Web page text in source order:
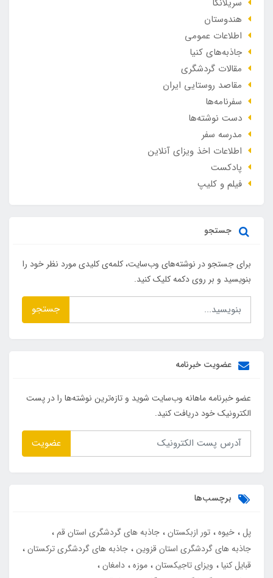
سریلانکا
هندوستان
اطلاعات عمومی
جاذبه‌های کنیا
مقالات گردشگری
مقاصد روستایی ایران
سفرنامه‌ها
دست نوشته‌ها
مدرسه سفر
اطلاعات اخذ ویزای آنلاین
پادکست
فیلم و کلیپ
جستجو
برای جستجو در نوشته‌های وب‌سایت، کلمه‌ی کلیدی مورد نظر خود را
بنویسید و بر روی دکمه کلیک کنید.
جستجو
عضویت خبرنامه
عضو خبرنامه ماهانه وب‌سایت شوید و تازه‌ترین نوشته‌ها را در پست
الکترونیک خود دریافت کنید.
عضویت
برچسب‌ها
پل خیوه تور ازبکستان جاذبه های گردشگری استان قم
جاذبه های گردشگری استان قزوین جاذبه های گردشگری ترکستان
قبایل کنیا
ویزای تاجیکستان موزه دامغان